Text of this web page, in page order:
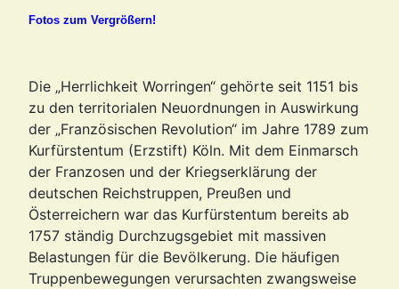
Fotos zum Vergrößern!
Die „Herrlichkeit Worringen“ gehörte seit 1151 bis
zu den territorialen Neuordnungen in Auswirkung
der „Französischen Revolution“ im Jahre 1789 zum
Kurfürstentum (Erzstift) Köln. Mit dem Einmarsch
der Franzosen und der Kriegserklärung der
deutschen Reichstruppen, Preußen und
Österreichern war das Kurfürstentum bereits ab
1757 ständig Durchzugsgebiet mit massiven
Belastungen für die Bevölkerung. Die häufigen
Truppenbewegungen verursachten zwangsweise